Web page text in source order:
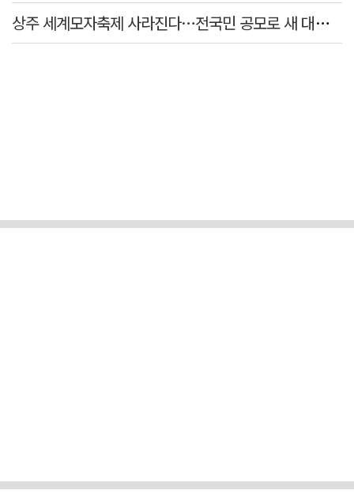
상주 세계모자축제 사라진다…전국민 공모로 새 대표축제 발굴 나서